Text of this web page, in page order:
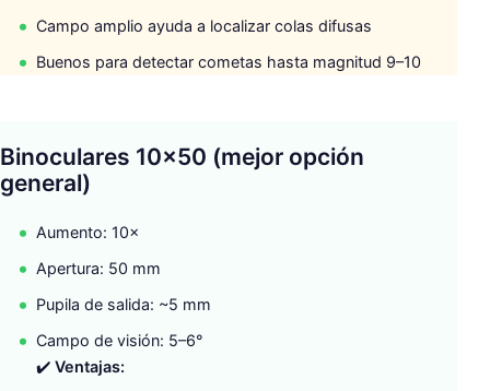
Campo amplio ayuda a localizar colas difusas
Buenos para detectar cometas hasta magnitud 9–10
Binoculares 10×50 (mejor opción
general)
Aumento: 10×
Apertura: 50 mm
Pupila de salida: ~5 mm
Campo de visión: 5–6°
✔️ Ventajas: